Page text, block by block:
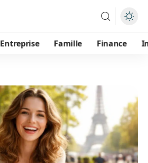
Entreprise Famille Finance